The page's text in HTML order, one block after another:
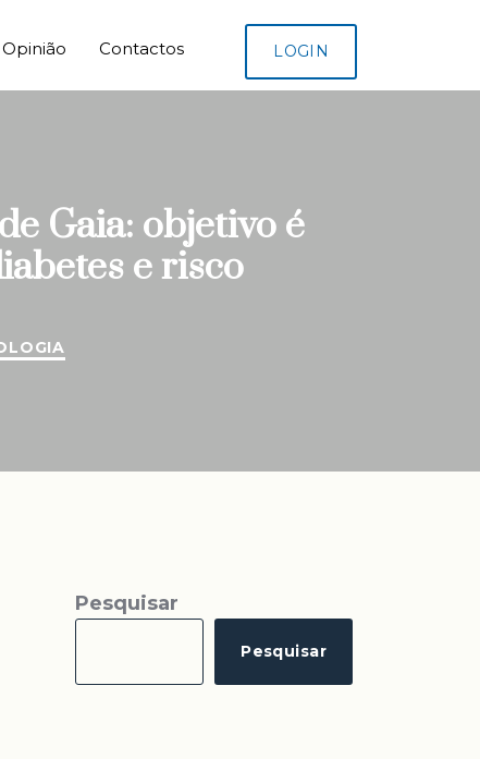
Contactos LOGIN
Gaia: objetivo é
e risco
Pesquisar
Pesquisar